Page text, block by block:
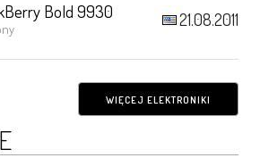
Bold 9930 21.08.2011
WIĘCEJ ELEKTRONIKI